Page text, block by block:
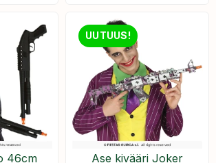
46cm
UUTUUS!
Ase kivääri Joker